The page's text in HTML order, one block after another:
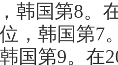
韩国第8。
，韩国第7
国第9。在